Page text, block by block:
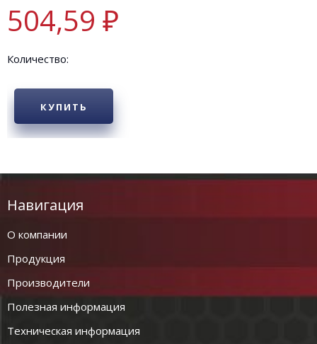
504,59 ₽
Количество:
КУПИТЬ
Навигация
О компании
Продукция
Производители
Полезная информация
Техническая информация